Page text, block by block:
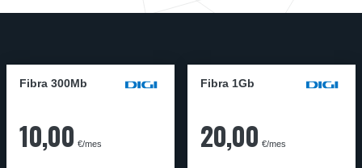
Fibra 300Mb
10,00 €/mes
Fibra 1Gb
20,00 €/mes